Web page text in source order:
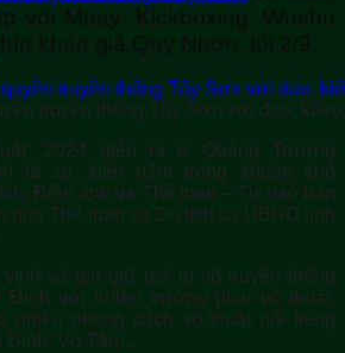
với Muay, Kickboxing, Wushu
khán giả Quy Nhơn, tối 2/9.
truyền thống Tây Sơn với đao,
2024 diễn ra ở Quảng Trường
là sự kiện nằm trong khuôn khổ
Điện ảnh và Thể thao – Tự hào bản
hóa Thể thao và Du lịch và UBND tỉnh
và gìn giữ giá trị võ truyền thống
Định với nhiều trường phái võ thuật.
nhiều phong cách võ thuật nổi tiếng
Định, Võ Tân…